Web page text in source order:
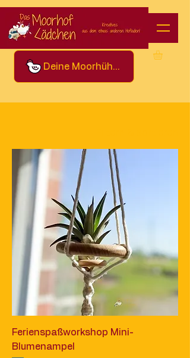
Deine Moorhühner
Ferienspaßworkshop Mini-
Blumenampel